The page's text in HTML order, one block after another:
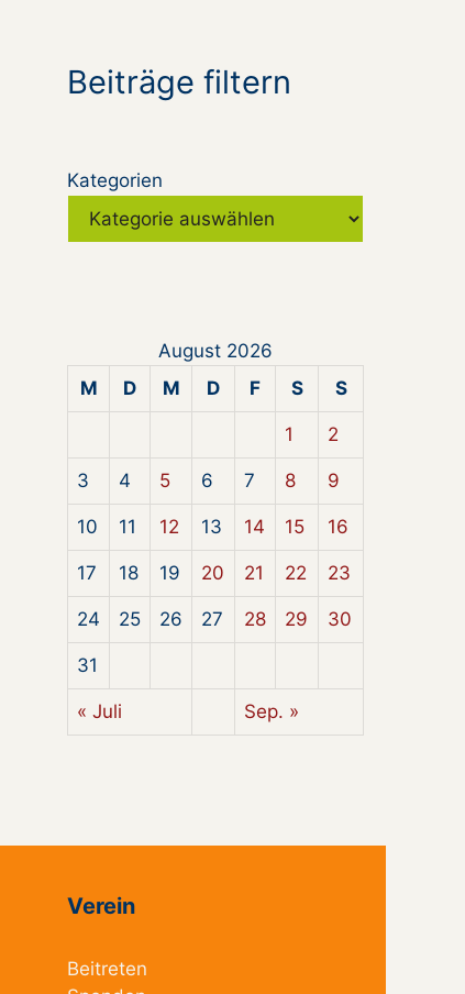
Beiträge filtern
Kategorien
August 2026
M
D M D F S S
1 2
3 4 5 6 7 8 9
10 11 12 13 14 15 16
17 18 19 20 21 22 23
24 25 26 27 28 29 30
31
« Juli Sep. »
Verein
Beitreten